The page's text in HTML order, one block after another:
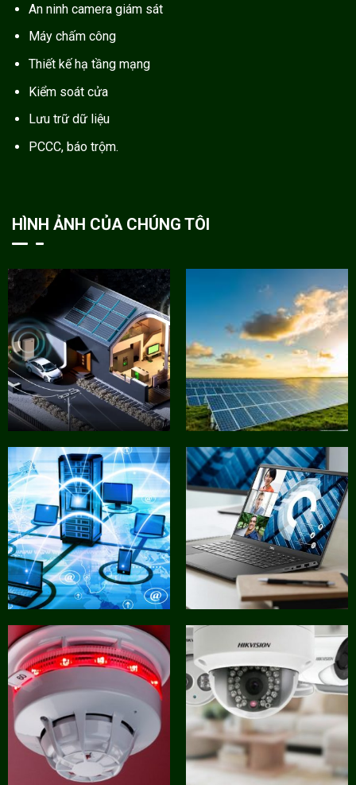
An ninh camera giám sát
Máy chấm công
Thiết kế hạ tầng mạng
Kiểm soát cửa
Lưu trữ dữ liệu
PCCC, báo trộm.
HÌNH ẢNH CỦA CHÚNG TÔI